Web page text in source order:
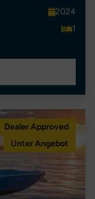
2024
1
Dealer Approved
Unter Angebot